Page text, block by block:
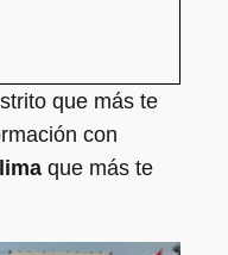
que más te
con
que más te